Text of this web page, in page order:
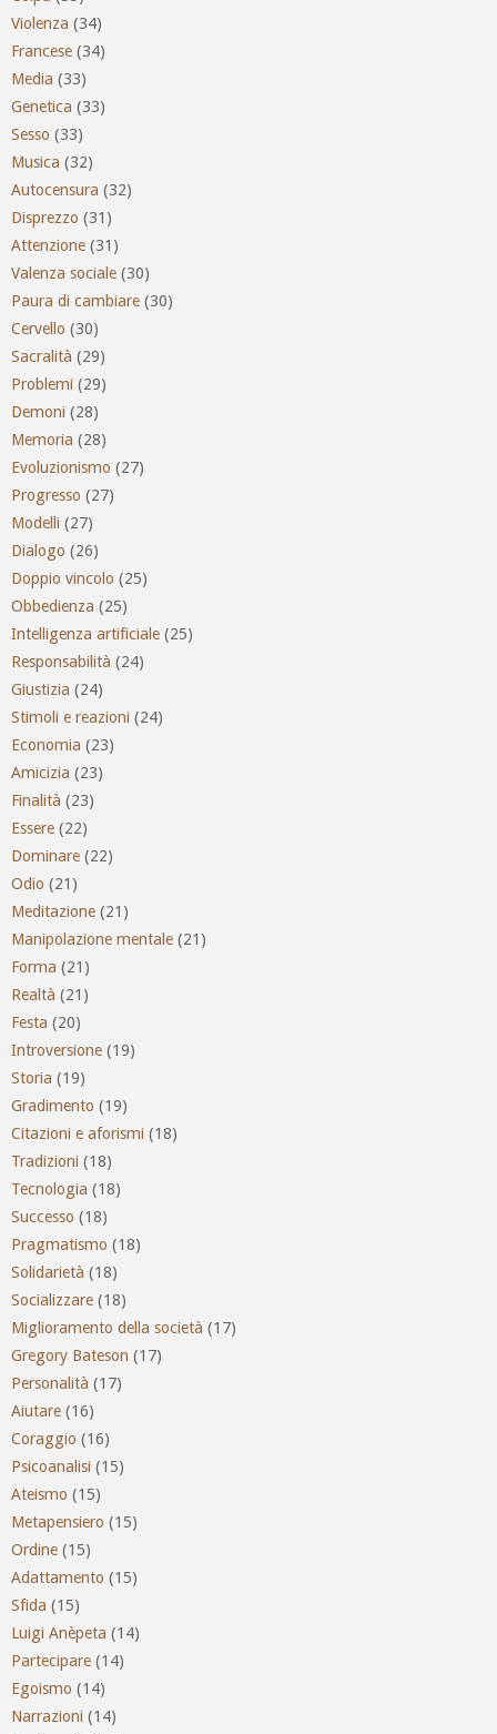
Violenza (34)
Francese (34)
Media (33)
Genetica (33)
Sesso (33)
Musica (32)
Autocensura (32)
Disprezzo (31)
Attenzione (31)
Valenza sociale (30)
Paura di cambiare (30)
Cervello (30)
Sacralità (29)
Problemi (29)
Demoni (28)
Memoria (28)
Evoluzionismo (27)
Progresso (27)
Modelli (27)
Dialogo (26)
Doppio vincolo (25)
Obbedienza (25)
Intelligenza artificiale (25)
Responsabilità (24)
Giustizia (24)
Stimoli e reazioni (24)
Economia (23)
Amicizia (23)
Finalità (23)
Essere (22)
Dominare (22)
Odio (21)
Meditazione (21)
Manipolazione mentale (21)
Forma (21)
Realtà (21)
Festa (20)
Introversione (19)
Storia (19)
Gradimento (19)
Citazioni e aforismi (18)
Tradizioni (18)
Tecnologia (18)
Successo (18)
Pragmatismo (18)
Solidarietà (18)
Socializzare (18)
Miglioramento della società (17)
Gregory Bateson (17)
Personalità (17)
Aiutare (16)
Coraggio (16)
Psicoanalisi (15)
Ateismo (15)
Metapensiero (15)
Ordine (15)
Adattamento (15)
Sfida (15)
Luigi Anèpeta (14)
Partecipare (14)
Egoismo (14)
Narrazioni (14)